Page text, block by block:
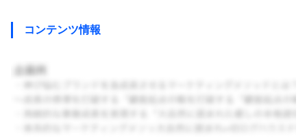
コンテンツ情報